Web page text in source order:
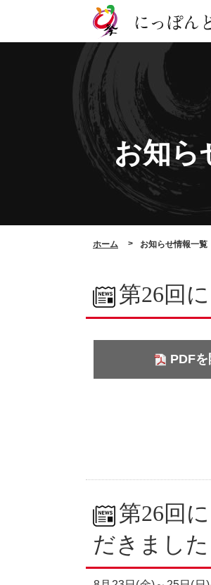
お知ら
ホーム お知らせ情報一覧
第26回
PDFを
第26回
だきました